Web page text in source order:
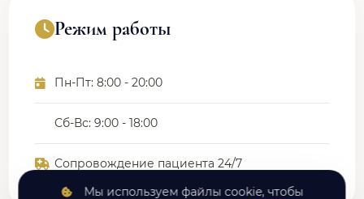
Режим работы
Пн-Пт: 8:00 - 20:00
Сб-Вс: 9:00 - 18:00
Сопровождение пациента 24/7
Мы используем файлы cookie, чтобы